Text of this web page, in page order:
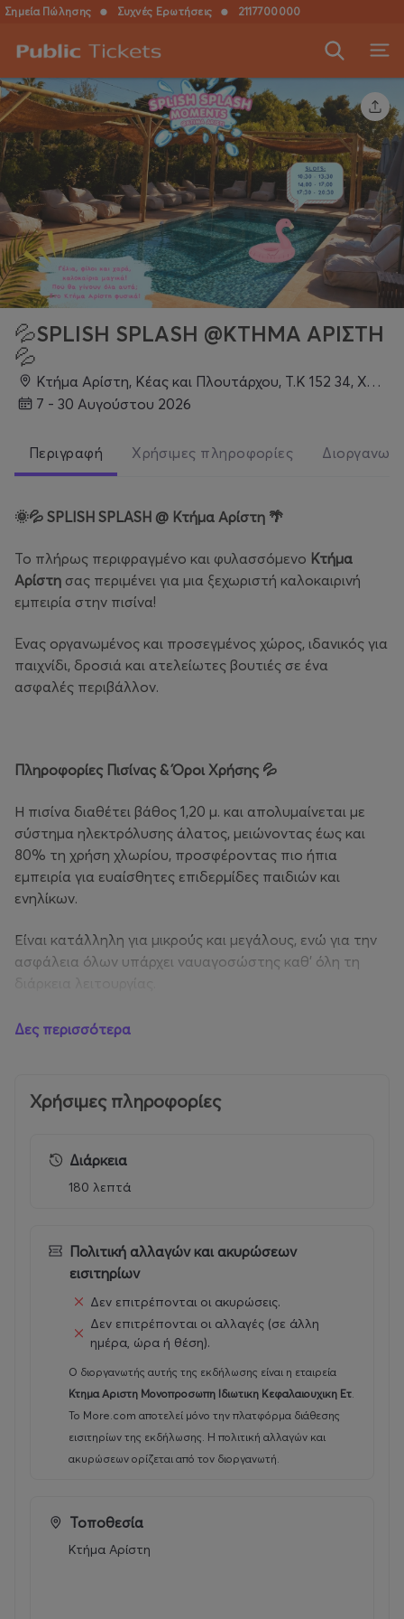
Σημεία Πώλησης ● Συχνές Ερωτήσεις ● 2117700000
💦SPLISH SPLASH @KTΗΜΑ ΑΡΙΣΤΗ
💦
Κτήμα Αρίστη, Κέας και Πλουτάρχου, Τ.Κ 152 34, Χαλάνδρι
7 - 30 Αυγούστου 2026
Περιγραφή Χρήσιμες πληροφορίες
🌞💦 SPLISH SPLASH @ Κτήμα Αρίστη 🌴
Το πλήρως περιφραγμένο και φυλασσόμενο Κτήμα
Αρίστη σας περιμένει για μια ξεχωριστή καλοκαιρινή
εμπειρία στην πισίνα!
Ένας οργανωμένος και προσεγμένος χώρος, ιδανικός για
παιχνίδι, δροσιά και ατελείωτες βουτιές σε ένα
ασφαλές περιβάλλον.
Πληροφορίες Πισίνας & Όροι Χρήσης 💦
Η πισίνα διαθέτει βάθος 1,20 μ. και απολυμαίνεται με
σύστημα ηλεκτρόλυσης άλατος, μειώνοντας έως και
80% τη χρήση χλωρίου, προσφέροντας πιο ήπια
εμπειρία για ευαίσθητες επιδερμίδες παιδιών και
ενηλίκων.
Είναι κατάλληλη για μικρούς και μεγάλους, ενώ για την
ασφάλεια όλων υπάρχει ναυαγοσώστης καθ’ όλη τη
Χρήσιμες πληροφορίες:
• Παιδιά κάτω των 12 ετών πρέπει να συνοδεύονται
από τουλάχιστον έναν ενήλικα .
Κανονισμοί πισίνας:
Ο χώρος διαθέτει ντουζιέρες και αποδυτήρια. Πριν τη
χρήση της πισίνας το ντουζ είναι υποχρεωτικό απο
*Η χρήση πετσέτας είναι απαραίτητη
Για όσους δεν
διαθέτουν, παρέχουμε ατομικές συσκευασμένες
πετσέτες με κόστος 3€/τεμάχιο, για χρήση καθ όλη τη
διάρκεια παραμονής στο χώρο της πισίνας.
Το ωράριο λειτουργίας της πισίνας
Δες περισσότερα
Χρήσιμες πληροφορίες
Διάρκεια
180 λεπτά
Πολιτική αλλαγών και ακυρώσεων
εισιτηρίων
Δεν επιτρέπονται οι ακυρώσεις.
Δεν επιτρέπονται οι αλλαγές (σε άλλη
ημέρα, ώρα ή θέση).
Ο διοργανωτής αυτής της εκδήλωσης είναι η εταιρεία
Κτημα Αριστη Μονοπροσωπη Ιδιωτικη Κεφαλαιουχικη Ετ.
Το More.com αποτελεί μόνο την πλατφόρμα διάθεσης
εισιτηρίων της εκδήλωσης. Η πολιτική αλλαγών και
ακυρώσεων ορίζεται από τον διοργανωτή.
Τοποθεσία
Κτήμα Αρίστη